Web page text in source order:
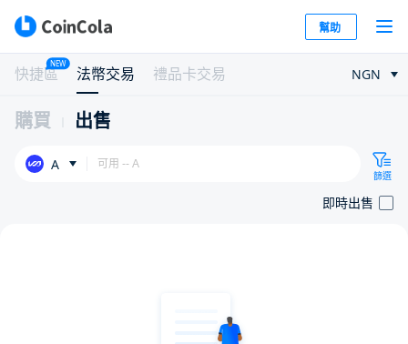
幫助
快捷區
NEW
法幣交易 禮品卡交易 NGN
購買 出售
A
篩選
即時出售